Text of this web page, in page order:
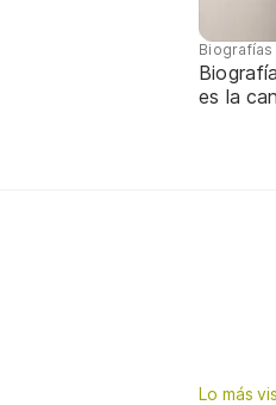
Biografías
es la
Lo más